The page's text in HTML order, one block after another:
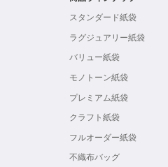
スタンダード紙袋
ラグジュアリー紙袋
バリュー紙袋
モノトーン紙袋
プレミアム紙袋
クラフト紙袋
フルオーダー紙袋
不織布バッグ